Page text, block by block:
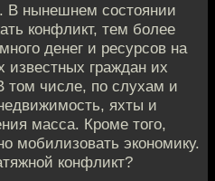
В нынешнем состоянии
конфликт, тем более
денег и ресурсов на
граждан их
том числе, по слухам и
яхты и
масса. Кроме того,
мобилизовать экономику.
конфликт?